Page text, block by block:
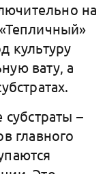
на
культуру
вату, а
–
главного